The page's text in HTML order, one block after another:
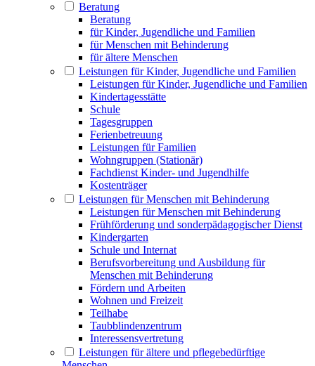
Beratung
Beratung
für Kinder, Jugendliche und Familien
für Menschen mit Behinderung
für ältere Menschen
Leistungen für Kinder, Jugendliche und Familien
Leistungen für Kinder, Jugendliche und Familien
Kindertagesstätte
Schule
Tagesgruppen
Ferienbetreuung
Leistungen für Familien
Wohngruppen (Stationär)
Fachdienst Kinder- und Jugendhilfe
Kostenträger
Leistungen für Menschen mit Behinderung
Leistungen für Menschen mit Behinderung
Frühförderung und sonderpädagogischer Dienst
Kindergarten
Schule und Internat
Berufsvorbereitung und Ausbildung für
Menschen mit Behinderung
Fördern und Arbeiten
Wohnen und Freizeit
Teilhabe
Taubblindenzentrum
Interessensvertretung
Leistungen für ältere und pflegebedürftige